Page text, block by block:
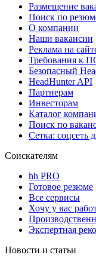
Размещение
Поиск по
О компании
Наши вакансии
Реклама на
Требования к
Безопасный
HeadHunter API
Партнерам
Инвесторам
Каталог
Поиск по
Сетка: соцсеть
Соискателям
hh PRO
Готовое резюме
Все сервисы
Хочу у вас
Экспертная
Новости и статьи